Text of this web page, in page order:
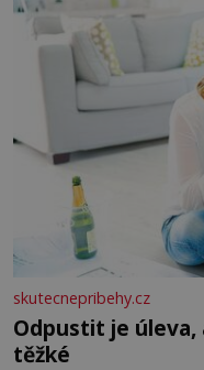
skutecnepribehy.cz
Odpustit je
těžké